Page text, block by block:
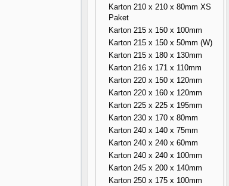
Karton 210 x 210 x 80mm XS
Paket
Karton 215 x 150 x 100mm
Karton 215 x 150 x 50mm (W)
Karton 215 x 180 x 130mm
Karton 216 x 171 x 110mm
Karton 220 x 150 x 120mm
Karton 220 x 160 x 120mm
Karton 225 x 225 x 195mm
Karton 230 x 170 x 80mm
Karton 240 x 140 x 75mm
Karton 240 x 240 x 60mm
Karton 240 x 240 x 100mm
Karton 245 x 200 x 140mm
Karton 250 x 175 x 100mm